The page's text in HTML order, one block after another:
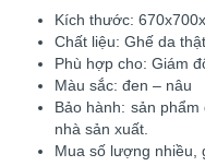
Kích thước:
Chất liệu: Ghế da
Phù hợp cho: Giám
Màu sắc: đen – nâu
Bảo hành: sản
nhà sản xuất.
Mua số lượng nhiều,